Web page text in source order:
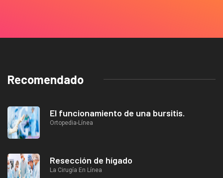
Recomendado
El funcionamiento de una bursitis.
Ortopedia-Línea
Resección de hígado
La Cirugía En Línea